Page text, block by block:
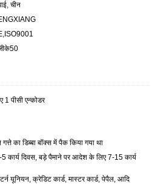
चीन
पीसी एन्कोडर
का डिब्बा बॉक्स में पैक किया गया था
कार्य दिवस, बड़े पैमाने पर आदेश के लिए 7-15 कार्य
यूनियन, क्रेडिट कार्ड, मास्टर कार्ड, पेपैल, आदि